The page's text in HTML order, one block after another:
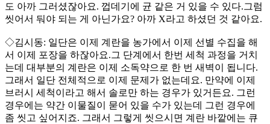
도 아까 그러셨잖아요. 껍데기에 균 같은 거 있을 수 있다.그럼
씻어서 둬야 되는 게 아닌가요? 아까 X라고 하셨던 것 같아요.
◇김시동: 일단은 이제 계란을 농가에서 이제 선별 수집을 해
서 이제 포장을 하잖아요.그 단계에서 한번 세척 과정을 거치
는데 대부분의 계란은 이제 소독약으로 한 번 새벽이 됩니다.
그래서 일단 전체적으로 이제 문제가 없는데요. 만약에 이제
브러시 세척이라고 해서 솔로만 하는 경우가 있거든요. 그런
경우에는 약간 이물질이 묻어 있을 수가 있는데 그런 경우에
좀 씻고 싶어지죠. 그래서 그렇게 씻으시면 계란 바깥에는 큐